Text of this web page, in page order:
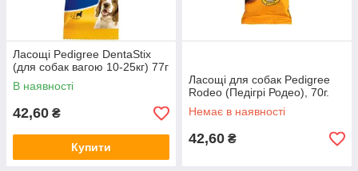
Ласощі Pedigree DentaStix
(для собак вагою 10-25кг) 77г
В наявності
42,60 ₴
Купити
Ласощі для собак Pedigree
Rodeo (Педігрі Родео), 70г.
Немає в наявності
42,60 ₴